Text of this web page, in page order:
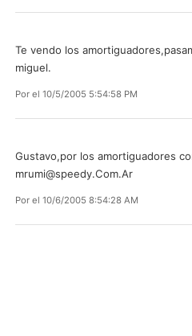
Te vendo los
miguel.
Por el 10/5/2005 5:54:58 PM
Gustavo,por los amortiguadores
mrumi@speedy.Com.Ar
Por el 10/6/2005 8:54:28 AM